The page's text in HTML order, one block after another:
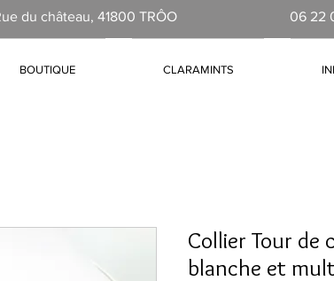
du château, 41800 TRÔO 06 22
BOUTIQUE CLARAMINTS
Collier Tour de
blanche et